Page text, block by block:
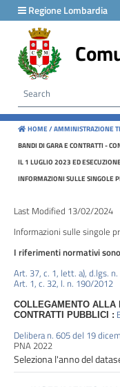
Regione Lombardia
HOME /AMMINISTRAZIONE
BANDI DI GARA E CONTRATTI -
IL 1 LUGLIO 2023 ED
INFORMAZIONI SULLE SINGOLE
Last Modified 13/02/2024
Informazioni sulle singole
I riferimenti normativi
Art. 37, c. 1, lett. a), d.lgs.
Art. 1, c. 32, l. n. 190/2012
COLLEGAMENTO ALLA
CONTRATTI PUBBLICI :
Delibera n. 605 del 19
PNA 2022
menu
Disposizioni
generali
Organizzazione
Consulenti
collaboratori
Personale
Bandi
di
concorso
Enti
controllati